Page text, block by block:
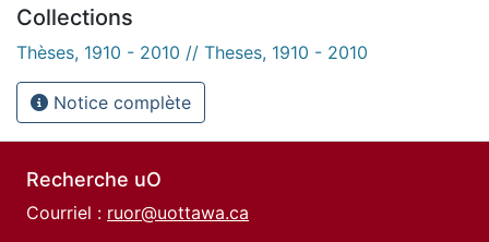
Collections
Thèses, 1910 - 2010 // Theses, 1910 - 2010
Notice complète
Recherche uO
Courriel : ruor@uottawa.ca